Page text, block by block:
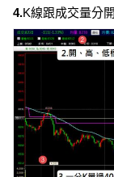
4.K線跟成交量分